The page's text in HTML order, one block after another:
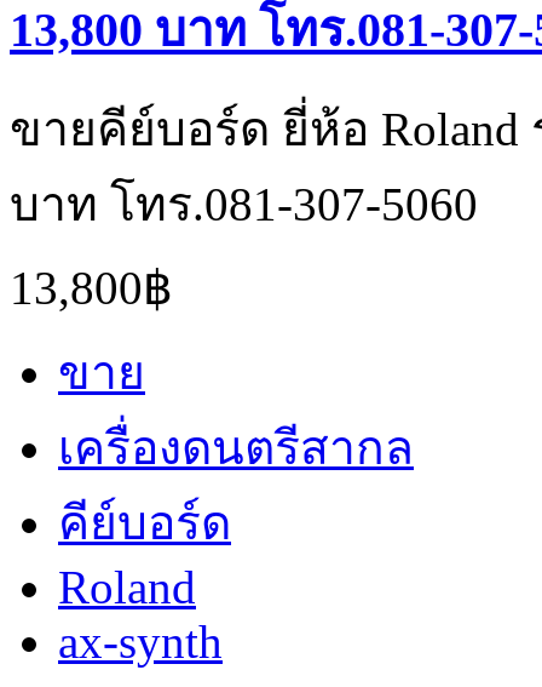
13,800 บาท โทร.081-307-
ขายคีย์บอร์ด ยี่ห้อ Roland
บาท โทร.081-307-5060
13,800฿
ขาย
เครื่องดนตรีสากล
คีย์บอร์ด
Roland
ax-synth